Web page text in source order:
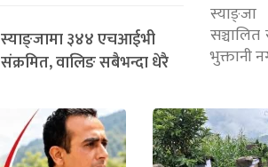
स्याङ्जामा ३४४ एचआईभी
संक्रमित, वालिङ सबैभन्दा धेरै
स्याङ्जा
भुक्तानी